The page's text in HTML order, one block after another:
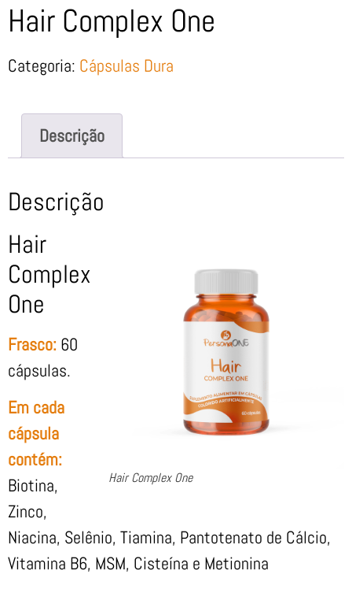
Hair Complex One
Categoria: Cápsulas Dura
Descrição
Descrição
Hair Complex One
Hair
Complex
One
Frasco: 60
cápsulas.
Em cada
cápsula
contém:
Biotina,
Zinco,
Niacina, Selênio, Tiamina, Pantotenato de Cálcio,
Vitamina B6, MSM, Cisteína e Metionina